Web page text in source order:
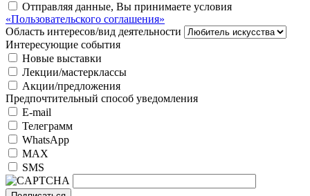
Отправляя данные, Вы принимаете условия
«Пользовательского соглашения»
Область интересов/вид деятельности
Интересующие события
Новые выставки
Лекции/мастерклассы
Акции/предложения
Предпочтительный способ уведомления
E-mail
Телеграмм
WhatsApp
MAX
SMS